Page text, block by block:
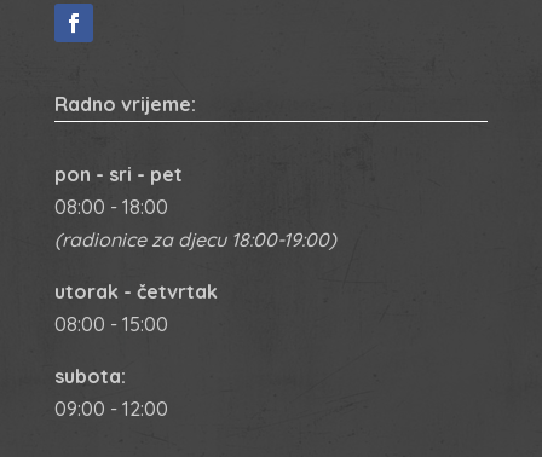
Radno vrijeme:
pon - sri - pet
08:00 - 18:00
(radionice za djecu 18:00-19:00)
utorak - četvrtak
08:00 - 15:00
subota:
09:00 - 12:00